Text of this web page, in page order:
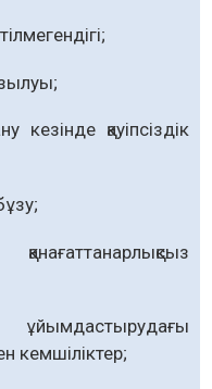
кезінде қауіпсіздік
кемшіліктер;